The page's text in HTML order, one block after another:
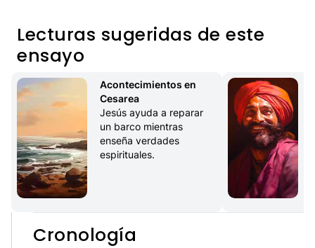
Lecturas sugeridas de este
ensayo
Acontecimientos en
Cesarea
Jesús ayuda a reparar
un barco mientras
enseña verdades
espirituales.
Cronología